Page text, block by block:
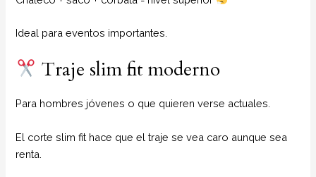
Ideal para eventos importantes.
Traje slim fit moderno
Para hombres jóvenes o que quieren verse actuales.
El corte slim fit hace que el traje se vea caro aunque sea
renta.